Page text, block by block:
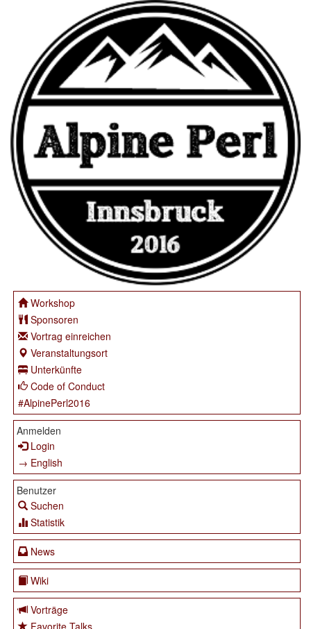
Workshop
Sponsoren
Vortrag einreichen
Veranstaltungsort
Unterkünfte
Code of Conduct
#AlpinePerl2016
Anmelden
Login
→ English
Benutzer
Suchen
Statistik
News
Wiki
Vorträge